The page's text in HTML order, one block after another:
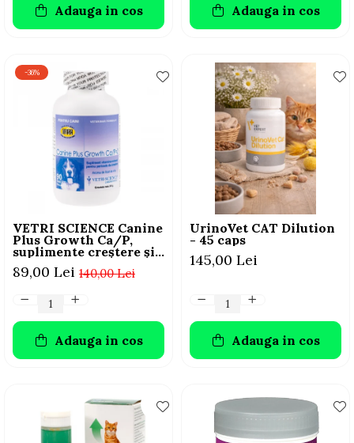
Adauga in cos Adauga in cos
-36%
VETRI SCIENCE Canine
Plus Growth Ca/P,
suplimente creștere și
vitalitate câini, 45
Tablete masticabile
140,00 Lei
89,00 Lei
Adauga in cos
UrinoVet CAT Dilution
- 45 caps
145,00 Lei
Adauga in cos